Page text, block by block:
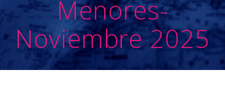
Menores-
Noviembre 2025